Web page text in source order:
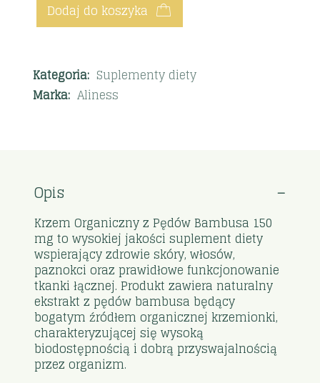
Dodaj do koszyka
Kategoria: Suplementy diety
Marka: Aliness
Opis
Krzem Organiczny z Pędów Bambusa 150
mg to wysokiej jakości suplement diety
wspierający zdrowie skóry, włosów,
paznokci oraz prawidłowe funkcjonowanie
tkanki łącznej. Produkt zawiera naturalny
ekstrakt z pędów bambusa będący
bogatym źródłem organicznej krzemionki,
charakteryzującej się wysoką
biodostępnością i dobrą przyswajalnością
przez organizm.